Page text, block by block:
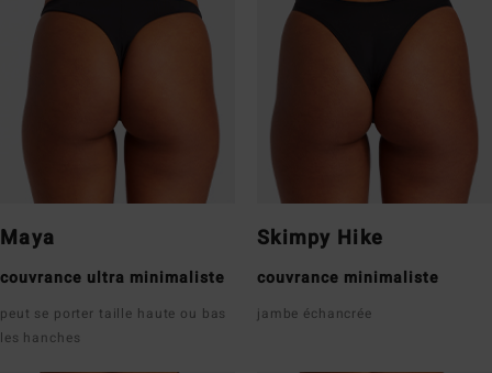
Maya
couvrance ultra minimaliste
peut se porter taille haute ou bas
les hanches
Skimpy Hike
couvrance minimaliste
jambe échancrée